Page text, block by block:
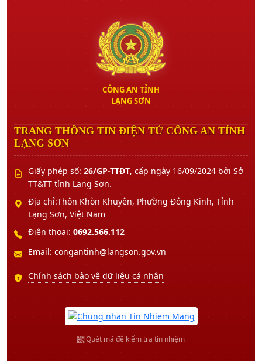
CÔNG AN TỈNH
LẠNG SƠN
TRANG THÔNG TIN ĐIỆN TỬ CÔNG AN TỈNH
LẠNG SƠN
Giấy phép số: 26/GP-TTĐT, cấp ngày 16/09/2024 bởi Sở
TT&TT tỉnh Lạng Sơn.
Địa chỉ:Thôn Khòn Khuyên, Phường Đông Kinh, Tỉnh
Lạng Sơn, Việt Nam
Điện thoại: 0692.566.112
Email: congantinh@langson.gov.vn
Chính sách bảo vệ dữ liệu cá nhân
Quét mã để kiểm tra tín nhiệm